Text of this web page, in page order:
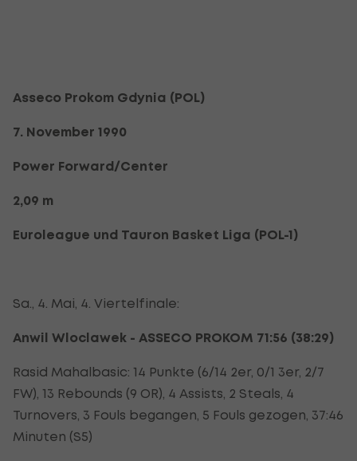
Asseco Prokom Gdynia (POL)
7. November 1990
Power Forward/Center
2,09 m
Euroleague und Tauron Basket Liga (POL-1)
Sa., 4. Mai, 4. Viertelfinale:
Anwil Wloclawek - ASSECO PROKOM 71:56 (38:29)
Rasid Mahalbasic: 14 Punkte (6/14 2er, 0/1 3er, 2/7
FW), 13 Rebounds (9 OR), 4 Assists, 2 Steals, 4
Turnovers, 3 Fouls begangen, 5 Fouls gezogen, 37:46
Minuten (S5)